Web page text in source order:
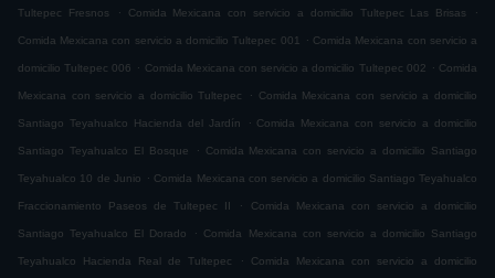
Tultepec Fresnos . Comida Mexicana con servicio a domicilio Tultepec Las Brisas .
Comida Mexicana con servicio a domicilio Tultepec 001 . Comida Mexicana con servicio a
domicilio Tultepec 006 . Comida Mexicana con servicio a domicilio Tultepec 002 . Comida
Mexicana con servicio a domicilio Tultepec . Comida Mexicana con servicio a domicilio
Santiago Teyahualco Hacienda del Jardín . Comida Mexicana con servicio a domicilio
Santiago Teyahualco El Bosque . Comida Mexicana con servicio a domicilio Santiago
Teyahualco 10 de Junio . Comida Mexicana con servicio a domicilio Santiago Teyahualco
Fraccionamiento Paseos de Tultepec II . Comida Mexicana con servicio a domicilio
Santiago Teyahualco El Dorado . Comida Mexicana con servicio a domicilio Santiago
Teyahualco Hacienda Real de Tultepec . Comida Mexicana con servicio a domicilio